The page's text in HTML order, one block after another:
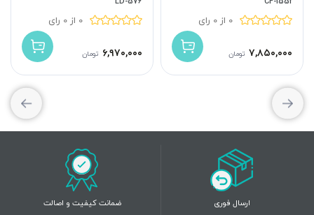
0 از 0 رای
۷,۸۵۰,۰۰۰ تومان
0 از 0 رای
۶,۹۷۰,۰۰۰ تومان
ارسال فوری ضمانت کیفیت و اصالت